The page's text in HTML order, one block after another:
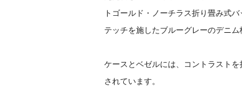
トゴールド・ノーチラス折り畳み式
テッチを施したブルーグレーのデニ
ケースとベゼルには、コントラスト
されています。